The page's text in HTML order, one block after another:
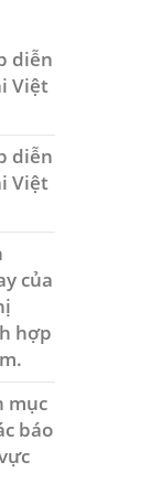
diễn
Việt
diễn
Việt
của
hợp
mục
báo